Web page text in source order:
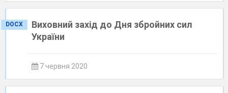
DOCX
Виховний захід до Дня збройних сил
України
7 червня 2020